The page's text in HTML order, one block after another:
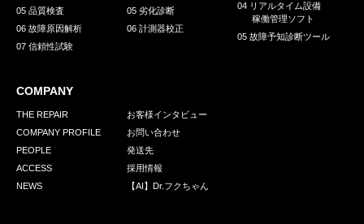
05 品質検査
06 故障原因解析
07 信頼性試験
05 劣化診断
06 計測器校正
04 リアルタイム設備
稼働管理ソフト
05 故障予知診断ツール
COMPANY
THE REPAIR
COMPANY PROFILE
PEOPLE
ACCESS
NEWS
お客様インタビュー
お問い合わせ
発送先
採用情報
【AI】Dr.フクちゃん